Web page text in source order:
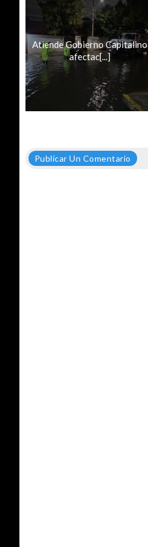
Atiende Gobierno Capitalino
afectac[...]
Publicar Un Comentario